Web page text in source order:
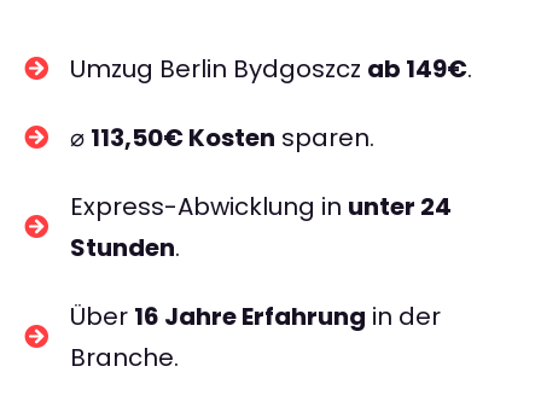
Umzug Berlin Bydgoszcz ab 149€.
⌀ 113,50€ Kosten sparen.
Express-Abwicklung in unter 24
Stunden.
Über 16 Jahre Erfahrung in der
Branche.